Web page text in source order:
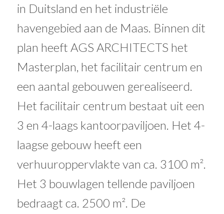
in Duitsland en het industriële
havengebied aan de Maas. Binnen dit
plan heeft AGS ARCHITECTS het
Masterplan, het facilitair centrum en
een aantal gebouwen gerealiseerd.
Het facilitair centrum bestaat uit een
3 en 4-laags kantoorpaviljoen. Het 4-
laagse gebouw heeft een
verhuuroppervlakte van ca. 3100 m².
Het 3 bouwlagen tellende paviljoen
bedraagt ca. 2500 m². De